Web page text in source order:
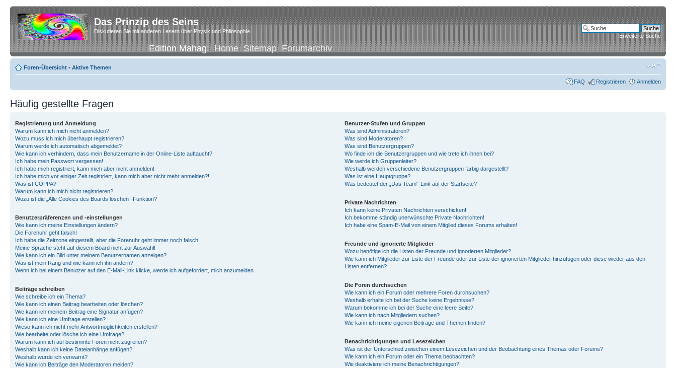
Das Prinzip des Seins
Diskutieren Sie mit anderen Lesern über Physik und Philosophie
Edition Mahag:Home Sitemap Forumarchiv
Erweiterte Suche
Foren-Übersicht • Aktive Themen
FAQ Registrieren Anmelden
Häufig gestellte Fragen
Registrierung und Anmeldung
Warum kann ich mich nicht anmelden?
Wozu muss ich mich überhaupt registrieren?
Warum werde ich automatisch abgemeldet?
Wie kann ich verhindern, dass mein Benutzername in der Online-Liste auftaucht?
Ich habe mein Passwort vergessen!
Ich habe mich registriert, kann mich aber nicht anmelden!
Ich habe mich vor einiger Zeit registriert, kann mich aber nicht mehr anmelden?!
Was ist COPPA?
Warum kann ich mich nicht registrieren?
Wozu ist die „Alle Cookies des Boards löschen“-Funktion?
Benutzerpräferenzen und -einstellungen
Wie kann ich meine Einstellungen ändern?
Die Forenuhr geht falsch!
Ich habe die Zeitzone eingestellt, aber die Forenuhr geht immer noch falsch!
Meine Sprache steht auf diesem Board nicht zur Auswahl!
Wie kann ich ein Bild unter meinem Benutzernamen anzeigen?
Was ist mein Rang und wie kann ich ihn ändern?
Wenn ich bei einem Benutzer auf den E-Mail-Link klicke, werde ich aufgefordert, mich anzumelden.
Beiträge schreiben
Wie schreibe ich ein Thema?
Wie kann ich einen Beitrag bearbeiten oder löschen?
Wie kann ich meinem Beitrag eine Signatur anfügen?
Wie kann ich eine Umfrage erstellen?
Wieso kann ich nicht mehr Antwortmöglichkeiten erstellen?
Wie bearbeite oder lösche ich eine Umfrage?
Warum kann ich auf bestimmte Foren nicht zugreifen?
Weshalb kann ich keine Dateianhänge anfügen?
Weshalb wurde ich verwarnt?
Wie kann ich Beiträge den Moderatoren melden?
Benutzer-Stufen und Gruppen
Was sind Administratoren?
Was sind Moderatoren?
Was sind Benutzergruppen?
Wo finde ich die Benutzergruppen und wie trete ich ihnen bei?
Wie werde ich Gruppenleiter?
Weshalb werden verschiedene Benutzergruppen farbig dargestellt?
Was ist eine Hauptgruppe?
Was bedeutet der „Das Team“-Link auf der Startseite?
Private Nachrichten
Ich kann keine Privaten Nachrichten verschicken!
Ich bekomme ständig unerwünschte Private Nachrichten!
Ich habe eine Spam-E-Mail von einem Mitglied dieses Forums erhalten!
Freunde und ignorierte Mitglieder
Wozu benötige ich die Listen der Freunde und ignorierten Mitglieder?
Wie kann ich Mitglieder zur Liste der Freunde oder zur Liste der ignorierten Mitglieder hinzufügen oder diese wieder aus den
Listen entfernen?
Die Foren durchsuchen
Wie kann ich ein Forum oder mehrere Foren durchsuchen?
Weshalb erhalte ich bei der Suche keine Ergebnisse?
Warum bekomme ich bei der Suche eine leere Seite?
Wie kann ich nach Mitgliedern suchen?
Wie kann ich meine eigenen Beiträge und Themen finden?
Benachrichtigungen und Lesezeichen
Was ist der Unterschied zwischen einem Lesezeichen und der Beobachtung eines Themas oder Forums?
Wie kann ich ein Forum oder ein Thema beobachten?
Wie deaktiviere ich meine Benachrichtigungen?